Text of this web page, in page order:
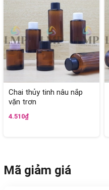
Chai thủy tinh nâu nắp
vặn trơn
4.510₫
Mã giảm giá